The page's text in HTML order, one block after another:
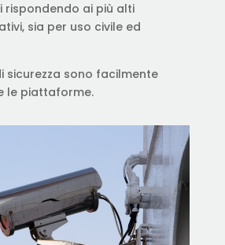
rispondendo ai più alti
sia per uso civile ed
sicurezza sono facilmente
le piattaforme.